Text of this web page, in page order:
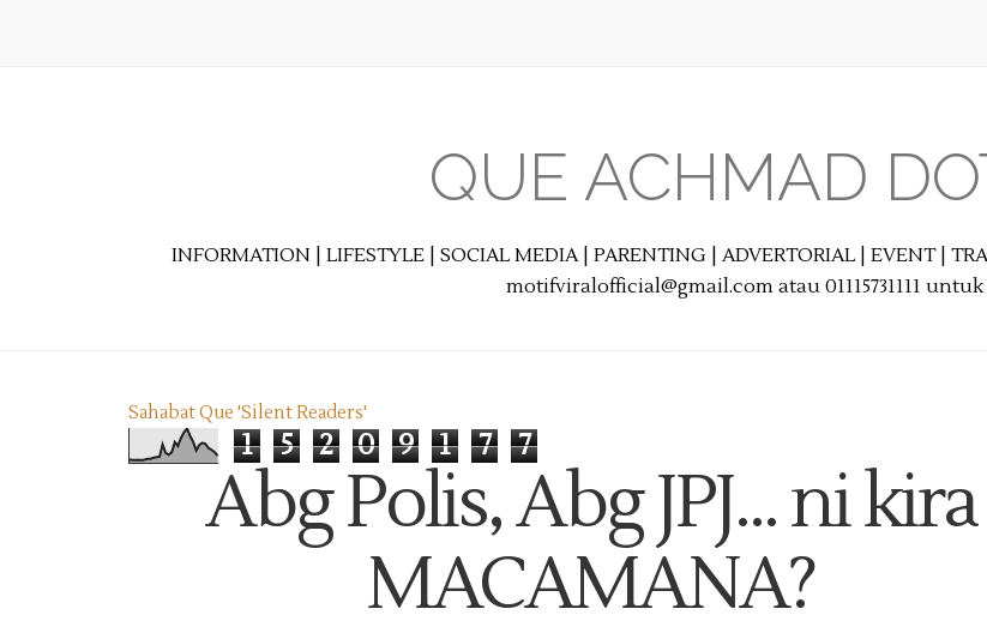
QUE ACHMAD
INFORMATION | LIFESTYLE | SOCIAL MEDIA | PARENTING | ADVERTORIAL | EVENT |
motifviralofficial@gmail.com atau 01115731111
Sahabat Que 'Silent Readers'
1 5 2 0 9 1 7 7
Abg Polis, Abg JPJ... ni kira
MACAMANA?